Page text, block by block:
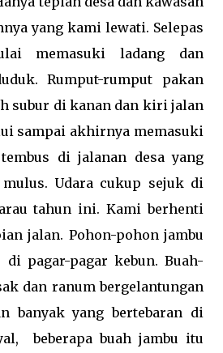
yang kami lewati. Selepas
memasuki ladang dan
Rumput-rumput pakan
subur di kanan dan kiri jalan
sampai akhirnya memasuki
di jalanan desa yang
Udara cukup sejuk di
tahun ini. Kami berhenti
jalan. Pohon-pohon jambu
pagar-pagar kebun. Buah-
dan ranum bergelantungan
banyak yang bertebaran di
beberapa buah jambu itu